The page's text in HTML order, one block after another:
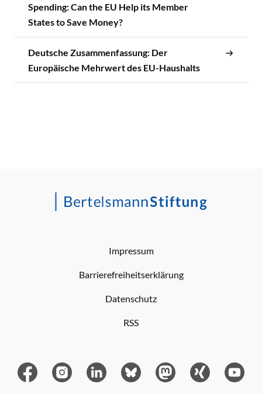
Spending: Can the EU Help its Member
States to Save Money?
Deutsche Zusammenfassung: Der
Europäische Mehrwert des EU-Haushalts
Impressum
Barrierefreiheitserklärung
Datenschutz
RSS